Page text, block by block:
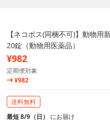
【ネコポス(同梱不可)】動物用
20錠（動物用医薬品）
¥982
定期便対象
¥982
送料無料
最短 8/9（日） にお届け